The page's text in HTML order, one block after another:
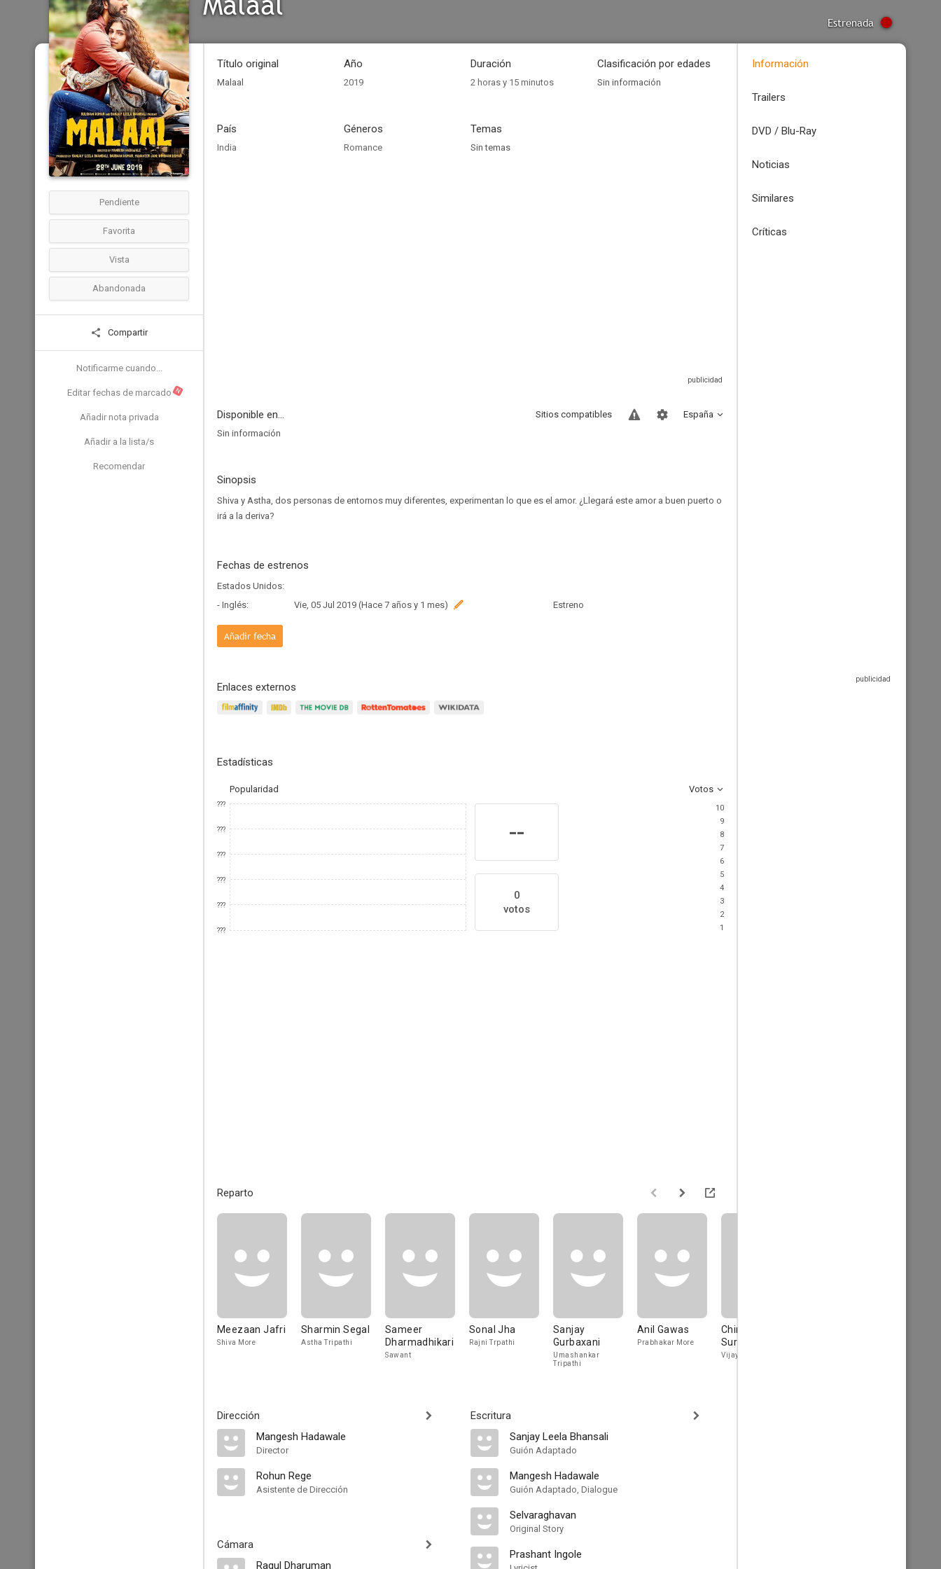
Estrenada
Pendiente
Favorita
Vista
Abandonada
Compartir
Notificarme cuando...
Editar fechas de marcado N
Añadir nota privada
Añadir a la lista/s
Recomendar
Título original
Malaal
Año
2019
Duración
2 horas y 15 minutos
Clasificación por edades
Sin información
País
India
Géneros
Romance
Temas
Sin temas
Disponible en... España
Sitios compatibles
Sin información
Sinopsis
Shiva y Astha, dos personas de entornos muy diferentes, experimentan lo que es el amor. ¿Llegará este amor a buen puerto o
irá a la deriva?
Fechas de estrenos
Estados Unidos:
- Inglés:
Vie, 05 Jul 2019 (Hace 7 años y 1 mes) Estreno
Añadir fecha
Enlaces externos
Estadísticas
Popularidad Votos
???
???
???
???
???
???
--
0
votos
10
9
8
7
6
5
4
3
2
1
Reparto
Meezaan Jafri
Shiva More
Sharmin Segal
Astha Tripathi
Sameer
Dharmadhikari
Sawant
Sonal Jha
Rajni Trpathi
Sanjay
Gurbaxani
Umashankar
Tripathi
Anil Gawas
Prabhakar More
Chinmayee
Surve
Vijaya More
Dirección
Mangesh Hadawale
Director
Rohun Rege
Asistente de Dirección
Cámara
Ragul Dharuman
Escritura
Sanjay Leela Bhansali
Guión Adaptado
Mangesh Hadawale
Guión Adaptado, Dialogue
Selvaraghavan
Original Story
Prashant Ingole
Información
Trailers
DVD / Blu-Ray
Noticias
Similares
Críticas